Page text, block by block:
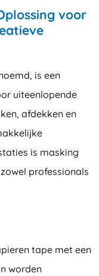
voor
is een
uiteenlopende
afdekken en
is masking
professionals
tape met een
worden